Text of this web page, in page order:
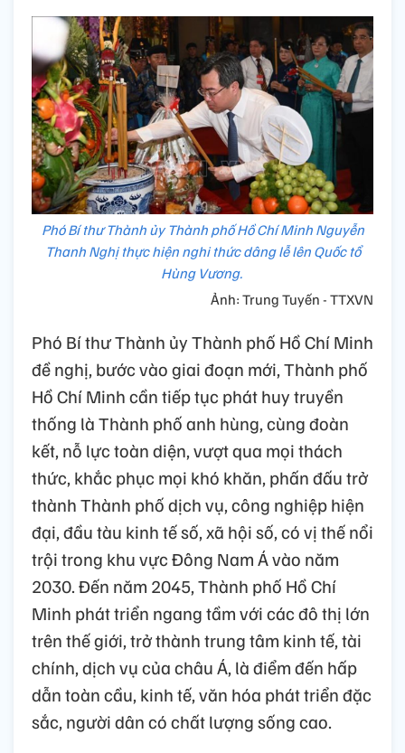
Phó Bí thư Thành ủy Thành phố Hồ Chí Minh Nguyễn
Thanh Nghị thực hiện nghi thức dâng lễ lên Quốc tổ
Hùng Vương.
Ảnh: Trung Tuyến - TTXVN
Phó Bí thư Thành ủy Thành phố Hồ Chí Minh
đề nghị, bước vào giai đoạn mới, Thành phố
Hồ Chí Minh cần tiếp tục phát huy truyền
thống là Thành phố anh hùng, cùng đoàn
kết, nỗ lực toàn diện, vượt qua mọi thách
thức, khắc phục mọi khó khăn, phấn đấu trở
thành Thành phố dịch vụ, công nghiệp hiện
đại, đầu tàu kinh tế số, xã hội số, có vị thế nổi
trội trong khu vực Đông Nam Á vào năm
2030. Đến năm 2045, Thành phố Hồ Chí
Minh phát triển ngang tầm với các đô thị lớn
trên thế giới, trở thành trung tâm kinh tế, tài
chính, dịch vụ của châu Á, là điểm đến hấp
dẫn toàn cầu, kinh tế, văn hóa phát triển đặc
sắc, người dân có chất lượng sống cao.